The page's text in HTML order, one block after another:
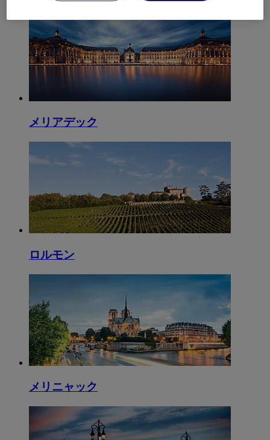
メリアデック
ロルモン
メリニャック